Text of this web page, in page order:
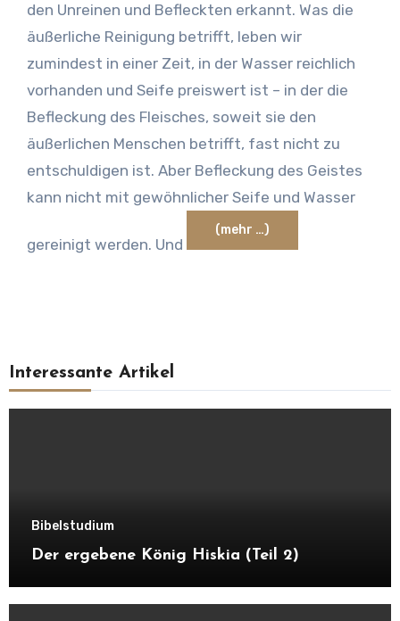
den Unreinen und Befleckten erkannt. Was die
äußerliche Reinigung betrifft, leben wir
zumindest in einer Zeit, in der Wasser reichlich
vorhanden und Seife preiswert ist – in der die
Befleckung des Fleisches, soweit sie den
äußerlichen Menschen betrifft, fast nicht zu
entschuldigen ist. Aber Befleckung des Geistes
kann nicht mit gewöhnlicher Seife und Wasser
gereinigt werden. Und
(mehr …)
Interessante Artikel
Bibelstudium
Der ergebene König Hiskia (Teil 2)